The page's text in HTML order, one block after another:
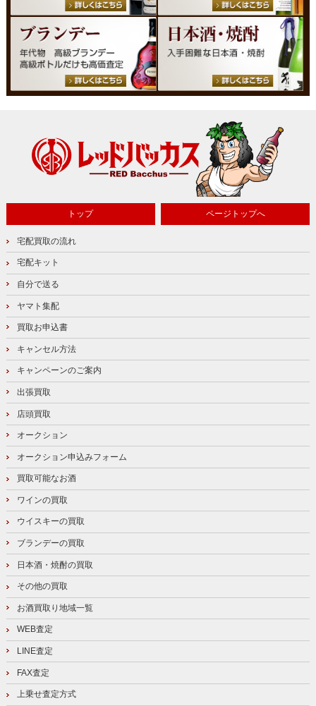
トップ ページトップへ
宅配買取の流れ
宅配キット
自分で送る
ヤマト集配
買取お申込書
キャンセル方法
キャンペーンのご案内
出張買取
店頭買取
オークション
オークション申込みフォーム
買取可能なお酒
ワインの買取
ウイスキーの買取
ブランデーの買取
日本酒・焼酎の買取
その他の買取
お酒買取り地域一覧
WEB査定
LINE査定
FAX査定
上乗せ査定方式